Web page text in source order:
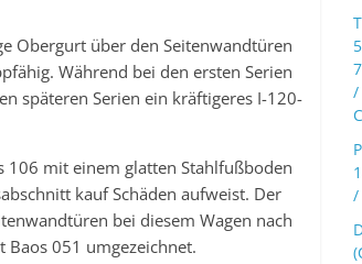
Obergurt über den Seitenwandtüren
Während bei den ersten Serien
späteren Serien ein kräftigeres I-120-
106 mit einem glatten Stahlfußboden
kauf Schäden aufweist. Der
bei diesem Wagen nach
Baos 051 umgezeichnet.
/
/